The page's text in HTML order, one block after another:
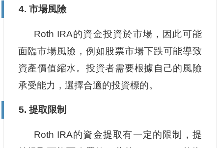
4. 市場風險
Roth IRA的資金投資於市場，因此可能
面臨市場風險，例如股票市場下跌可能導致
資產價值縮水。投資者需要根據自己的風險
承受能力，選擇合適的投資標的。
5. 提取限制
Roth IRA的資金提取有一定的限制，提